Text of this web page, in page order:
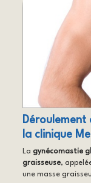
Déroulement
la clinique
La gynécomastie
graisseuse,
une masse